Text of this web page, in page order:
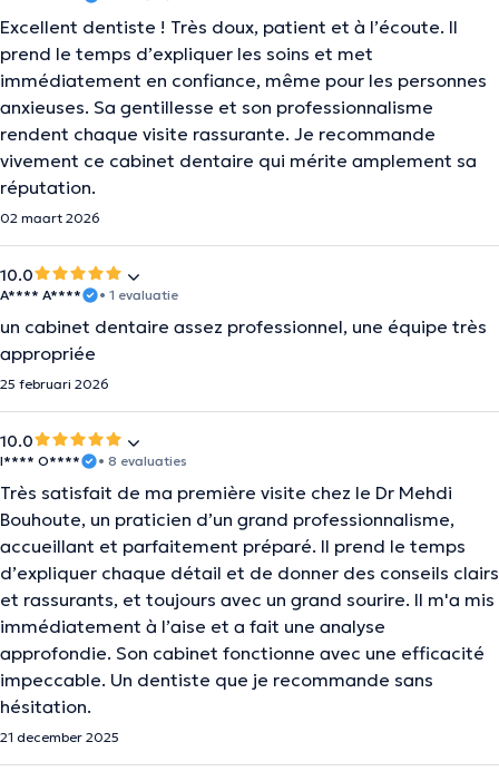
Excellent dentiste ! Très doux, patient et à l’écoute. Il
prend le temps d’expliquer les soins et met
immédiatement en confiance, même pour les personnes
anxieuses. Sa gentillesse et son professionnalisme
rendent chaque visite rassurante. Je recommande
vivement ce cabinet dentaire qui mérite amplement sa
réputation.
02 maart 2026
10.0
A**** A**** • 1 evaluatie
un cabinet dentaire assez professionnel, une équipe très
appropriée
25 februari 2026
10.0
I**** O**** • 8 evaluaties
Très satisfait de ma première visite chez le Dr Mehdi
Bouhoute, un praticien d’un grand professionnalisme,
accueillant et parfaitement préparé. Il prend le temps
d’expliquer chaque détail et de donner des conseils clairs
et rassurants, et toujours avec un grand sourire. Il m'a mis
immédiatement à l’aise et a fait une analyse
approfondie. Son cabinet fonctionne avec une efficacité
impeccable. Un dentiste que je recommande sans
hésitation.
21 december 2025